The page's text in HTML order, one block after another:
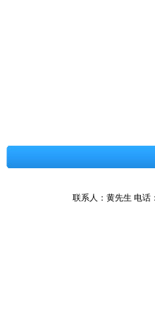
联系人：黄先生 电话